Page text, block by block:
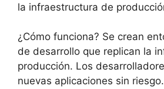
la infraestructura de
¿Cómo funciona? Se crean
de desarrollo que replican la
producción. Los
nuevas aplicaciones sin riesgo.